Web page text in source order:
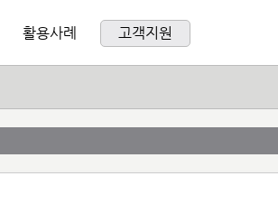
활용사례 고객지원